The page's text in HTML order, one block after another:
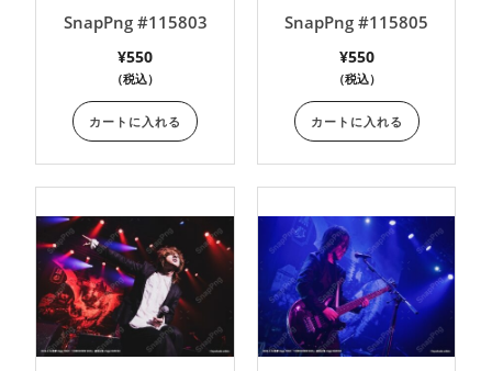
SnapPng #115803
¥550
（税込）
カートに入れる
SnapPng #115805
¥550
（税込）
カートに入れる